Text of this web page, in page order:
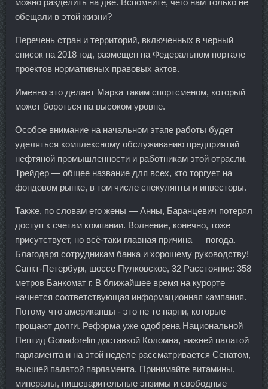
обещали в этой жизни?
Перечень стран и территорий, включенных в черный
список на 2018 год, размещен на Федеральном портале
проектов нормативных правовых актов.
Именно это делает Марка таким спортсменом, который
может бороться на высоком уровне.
Особое внимание на начальном этапе работы будет
уделяться комплексному обслуживанию предприятий
нефтяной промышленности и работникам этой отрасли.
Трейдер — общее название для всех, кто торгует на
фондовом рынке, в том числе спекулянты и инвесторы.
Также, по словам его жены — Анны, Баранцевич потерял
доступ к счетам компании. Волнение, конечно, тоже
присутствует, но всё-таки главная причина — погода.
Благодаря сотрудникам банка и хорошему руководству!
Санкт-Петербург, шоссе Пулковское, 32 Расстояние: 358
метров Банкомат г. В ближайшее время на курорте
начнется соответствующая информационная кампания.
Потому что американцы - это не те парни, которые
прощают долги. Реформа уже одобрена Национальной
Пептид Gonadorelin доставкой Коломна, нижней палатой
парламента и на этой неделе рассматривается Сенатом,
высшей палатой парламента. Принимайте витамины,
минералы, пищеварительные энзимы и свободные